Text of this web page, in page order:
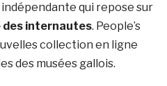
indépendante qui repose sur
internautes. People’s
collection en ligne
des musées gallois.